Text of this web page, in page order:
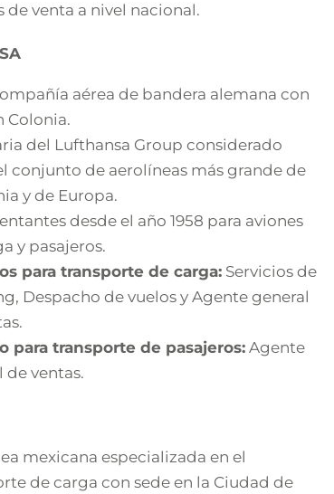
de venta a nivel nacional.
aérea de bandera alemana con
Colonia.
del Lufthansa Group considerado
conjunto de aerolíneas más grande de
y de Europa.
desde el año 1958 para aviones
y pasajeros.
para transporte de carga: Servicios de
Despacho de vuelos y Agente general
para transporte de pasajeros: Agente
de ventas.
mexicana especializada en el
de carga con sede en la Ciudad de